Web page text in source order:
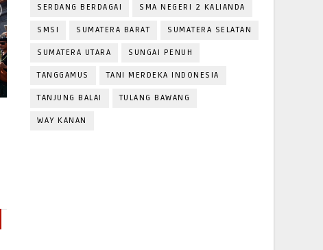
SERDANG BERDAGAI SMA NEGERI 2 KALIANDA
SMSI SUMATERA BARAT SUMATERA SELATAN
SUMATERA UTARA SUNGAI PENUH
TANGGAMUS TANI MERDEKA INDONESIA
TANJUNG BALAI TULANG BAWANG
WAY KANAN